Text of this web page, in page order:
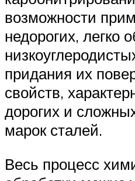
возможности
недорогих, легко
придания их
свойств,
дорогих и
марок сталей.
Весь процесс